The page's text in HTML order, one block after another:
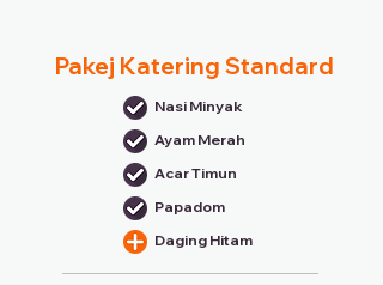
Pakej Katering Standard
Nasi Minyak
Ayam Merah
Acar Timun
Papadom
Daging Hitam